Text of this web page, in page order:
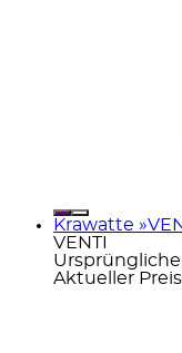
Krawatte
VENTI
Aktueller Preis